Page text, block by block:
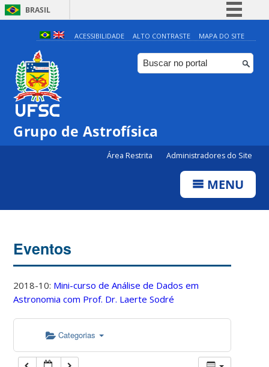
BRASIL
Simplifique!
Comunica BR
Participe
ACESSIBILIDADE ALTO CONTRASTE MAPA DO SITE
Grupo de Astrofísica
Área Restrita Administradores do Site
MENU
Eventos
2018-10: Mini-curso de Análise de Dados em
Astronomia com Prof. Dr. Laerte Sodré
Categorias
4:00
5:00